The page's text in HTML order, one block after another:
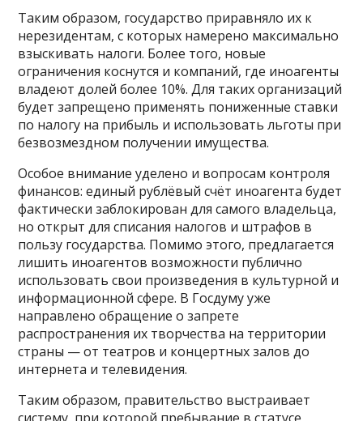
Таким образом, государство приравняло их к
нерезидентам, с которых намерено максимально
взыскивать налоги. Более того, новые
ограничения коснутся и компаний, где иноагенты
владеют долей более 10%. Для таких организаций
будет запрещено применять пониженные ставки
по налогу на прибыль и использовать льготы при
безвозмездном получении имущества.
Особое внимание уделено и вопросам контроля
финансов: единый рублёвый счёт иноагента будет
фактически заблокирован для самого владельца,
но открыт для списания налогов и штрафов в
пользу государства. Помимо этого, предлагается
лишить иноагентов возможности публично
использовать свои произведения в культурной и
информационной сфере. В Госдуму уже
направлено обращение о запрете
распространения их творчества на территории
страны — от театров и концертных залов до
интернета и телевидения.
Таким образом, правительство выстраивает